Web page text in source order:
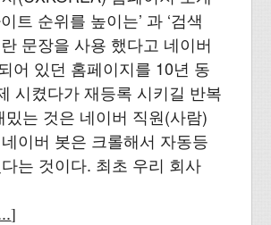
트 순위를 높이는’ 과 ‘검색
문장을 사용 했다고 네이버
어 있던 홈페이지를 10년 동
시켰다가 재등록 시키길 반복
밌는 것은 네이버 직원(사람)
이버 봇은 크롤해서 자동등
는 것이다. 최초 우리 회사
]